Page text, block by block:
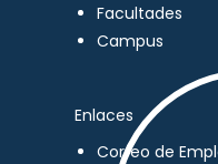
Facultades
Campus
Enlaces
Correo de